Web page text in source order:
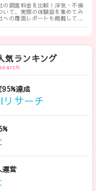
の調査料金を比較！浮気・不倫
いて、実際の体験談を集めてみ
への覆面レポートも掲載してい
気ランキング
達成
サーチ
運営